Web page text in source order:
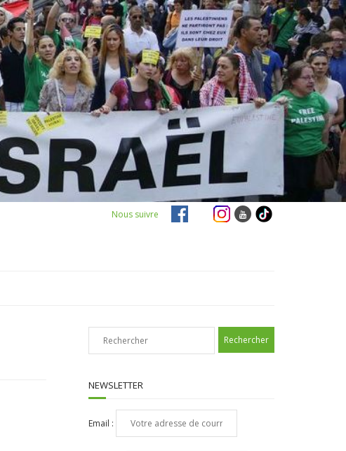
Nous suivre
NEWSLETTER
Email :